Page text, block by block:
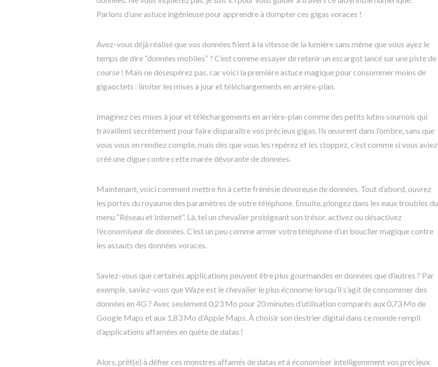
Parlons d’une astuce ingénieuse pour apprendre à dompter ces gigas voraces !
Avez-vous déjà réalisé que vos données filent à la vitesse de la lumière sans même que vous ayez le
temps de dire “données mobiles” ? C’est comme essayer de retenir un escargot lancé sur une piste de
course ! Mais ne désespérez pas, car voici la première astuce magique pour consommer moins de
gigaoctets : limiter les mises à jour et téléchargements en arrière-plan.
Imaginez ces mises à jour et téléchargements en arrière-plan comme des petits lutins sournois qui
travaillent secrètement pour faire disparaître vos précieux gigas. Ils œuvrent dans l’ombre, sans que
vous vous en rendiez compte, mais dès que vous les repérez et les stoppez, c’est comme si vous aviez
créé une digue contre cette marée dévorante de données.
Maintenant, voici comment mettre fin à cette frénésie dévoreuse de données. Tout d’abord, ouvrez
les portes du royaume des paramètres de votre téléphone. Ensuite, plongez dans les eaux troubles du
menu “Réseau et Internet”. Là, tel un chevalier protégeant son trésor, activez ou désactivez
l’économiseur de données. C’est un peu comme armer votre téléphone d’un bouclier magique contre
les assauts des données voraces.
Saviez-vous que certaines applications peuvent être plus gourmandes en données que d’autres ? Par
exemple, saviez-vous que Waze est le chevalier le plus économe lorsqu’il s’agit de consommer des
données en 4G ? Avec seulement 0,23 Mo pour 20 minutes d’utilisation comparés aux 0,73 Mo de
Google Maps et aux 1,83 Mo d’Apple Maps. À choisir son destrier digital dans ce monde rempli
d’applications affamées en quête de datas !
Alors, prêt(e) à défier ces monstres affamés de datas et à économiser intelligemment vos précieux